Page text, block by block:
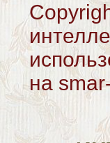
на